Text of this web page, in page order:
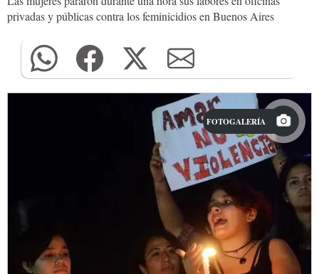
privadas y públicas contra los feminicidios en Buenos Aires
FOTOGALERÍA